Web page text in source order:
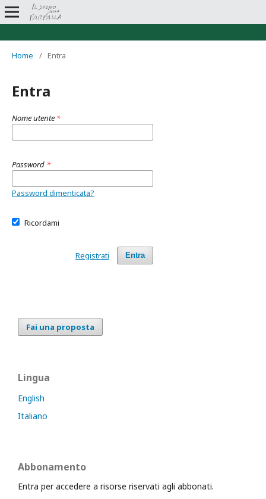
Home / Entra
Entra
Nome utente *
Password *
Password dimenticata?
Ricordami
Entra
Registrati
Fai una proposta
Lingua
English
Italiano
Abbonamento
Entra per accedere a risorse riservati agli abbonati.